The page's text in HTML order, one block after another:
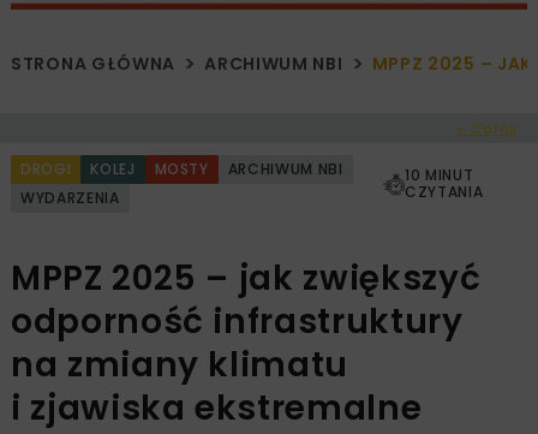
STRONA GŁÓWNA ARCHIWUM NBI MPPZ 2025 – JAK
< Cofnij
DROGI KOLEJ MOSTY
ARCHIWUM NBI
WYDARZENIA
10 MINUT
CZYTANIA
MPPZ 2025 – jak zwiększyć
odporność infrastruktury
na zmiany klimatu
i zjawiska ekstremalne